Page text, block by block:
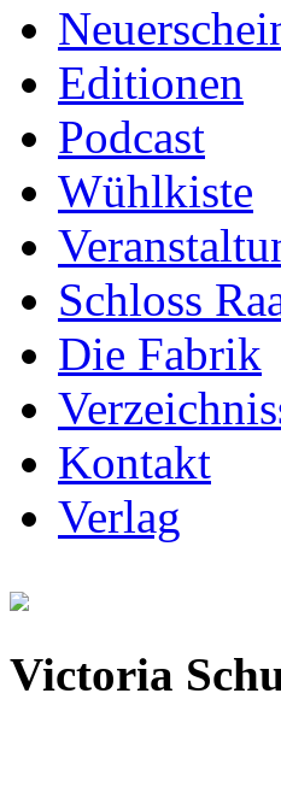
Editionen
Podcast
Wühlkiste
Schloss
Die Fabrik
Kontakt
Verlag
Victoria